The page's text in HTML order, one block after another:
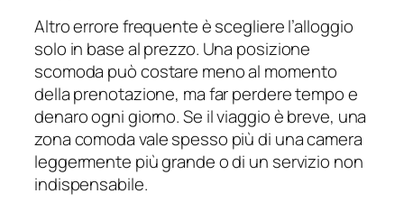
Altro errore frequente è scegliere l’alloggio
solo in base al prezzo. Una posizione
scomoda può costare meno al momento
della prenotazione, ma far perdere tempo e
denaro ogni giorno. Se il viaggio è breve, una
zona comoda vale spesso più di una camera
leggermente più grande o di un servizio non
indispensabile.